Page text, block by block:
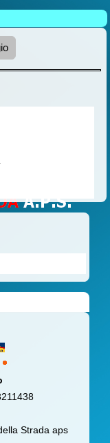
Strada aps